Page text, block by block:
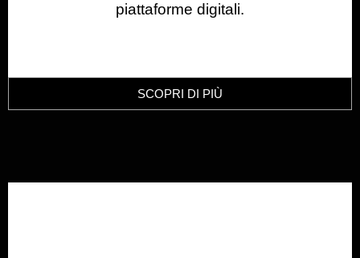
piattaforme digitali.
SCOPRI DI PIÙ